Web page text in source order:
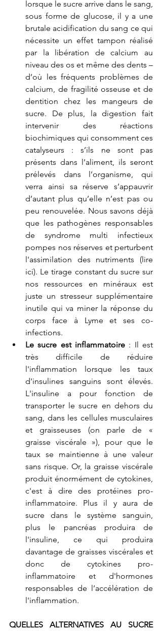
lorsque le sucre arrive dans le sang,
sous forme de glucose, il y a une
brutale acidification du sang ce qui
nécessite un effet tampon réalisé
par la libération de calcium au
niveau des os et même des dents –
d’où les fréquents problèmes de
calcium, de fragilité osseuse et de
dentition chez les mangeurs de
sucre. De plus, la digestion fait
intervenir des réactions
biochimiques qui consomment ces
catalyseurs : s’ils ne sont pas
présents dans l’aliment, ils seront
prélevés dans l’organisme, qui
verra ainsi sa réserve s’appauvrir
d’autant plus qu’elle n’est pas ou
peu renouvelée. Nous savons déjà
que les pathogènes responsables
de syndrome multi infectieux
pompes nos réserves et perturbent
l'assimilation des nutriments (lire
ici). Le tirage constant du sucre sur
nos ressources en minéraux est
juste un stresseur supplémentaire
inutile qui va miner la réponse du
corps face à Lyme et ses co-
infections.
Le sucre est inflammatoire : Il est
très difficile de réduire
l'inflammation lorsque les taux
d'insulines sanguins sont élevés.
L'insuline a pour fonction de
transporter le sucre en dehors du
sang, dans les cellules musculaires
et graisseuses (on parle de «
graisse viscérale »), pour que le
taux se maintienne à une valeur
sans risque. Or, la graisse viscérale
produit énormément de cytokines,
c'est à dire des protéines pro-
inflammatoire. Plus il y aura de
sucre dans le système sanguin,
plus le pancréas produira de
l'insuline, ce qui produira
davantage de graisses viscérales et
donc de cytokines pro-
inflammatoire et d'hormones
responsables de l’accélération de
l'inflammation.
QUELLES ALTERNATIVES AU SUCRE